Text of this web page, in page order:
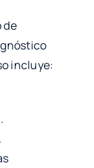
de
incluye: